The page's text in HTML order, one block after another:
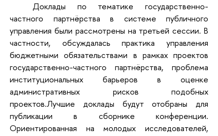
Доклады по тематике государственно-
частного партнёрства в системе публичного
управления были рассмотрены на третьей сессии. В
частности, обсуждалась практика управления
бюджетными обязательствами в рамках проектов
государственно-частного партнёрства, проблема
институциональных барьеров в оценке
административных рисков подобных
проектов.Лучшие доклады будут отобраны для
публикации в сборнике конференции.
Ориентированная на молодых исследователей,